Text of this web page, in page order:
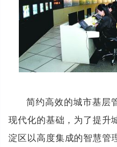
简约高效的城市基层
现代化的基础，为了提升
淀区以高度集成的智慧